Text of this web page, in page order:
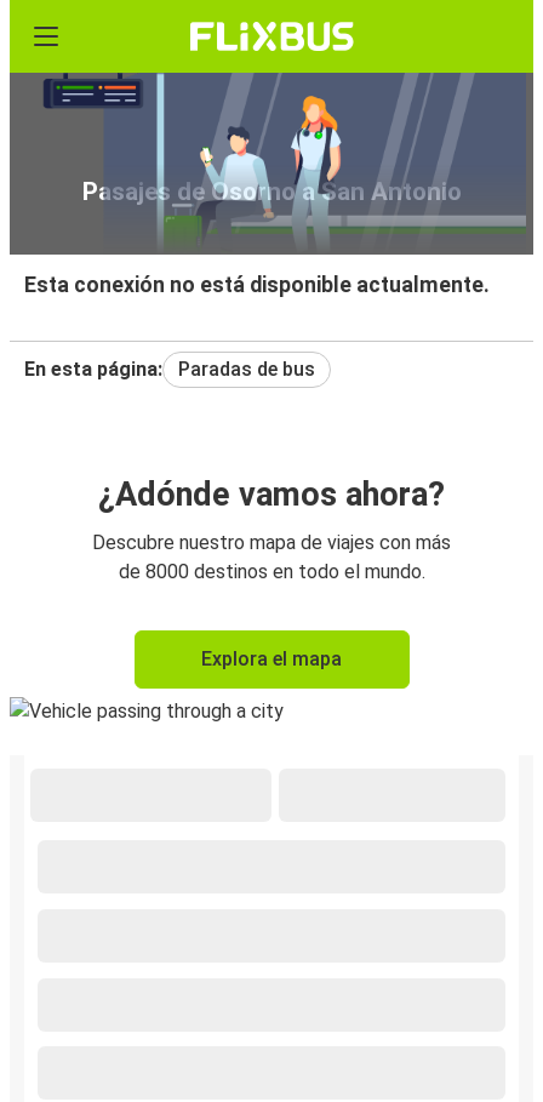
Pasajes de Osorno a San Antonio
Esta conexión no está disponible actualmente.
En esta página: Paradas de bus
¿Adónde vamos ahora?
Descubre nuestro mapa de viajes con más
de 8000 destinos en todo el mundo.
Explora el mapa